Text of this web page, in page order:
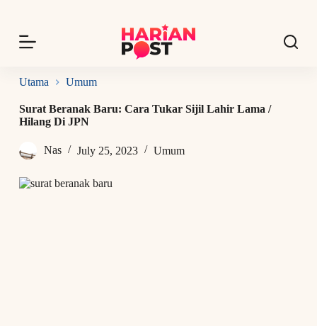
p
o
n
n
Utama Umum
Surat Beranak Baru: Cara Tukar Sijil Lahir Lama /
Hilang Di JPN
Nas July 25, 2023 Umum